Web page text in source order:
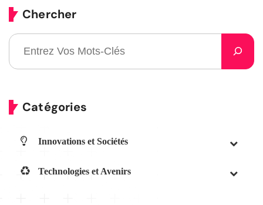
Chercher
Catégories
Innovations et Sociétés
Technologies et Avenirs